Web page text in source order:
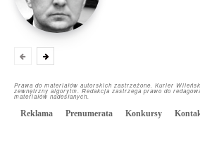
Prawa do materiałów autorskich zastrzeżone. Kurier
zewnętrzny algorytm. Redakcja zastrzega prawo do
materiałów nadesłanych.
Reklama Prenumerata Konkursy